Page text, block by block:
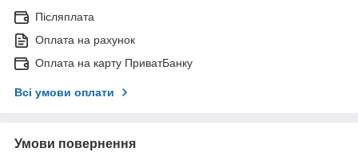
Післяплата
Оплата на рахунок
Оплата на карту ПриватБанку
Всі умови оплати
Умови повернення